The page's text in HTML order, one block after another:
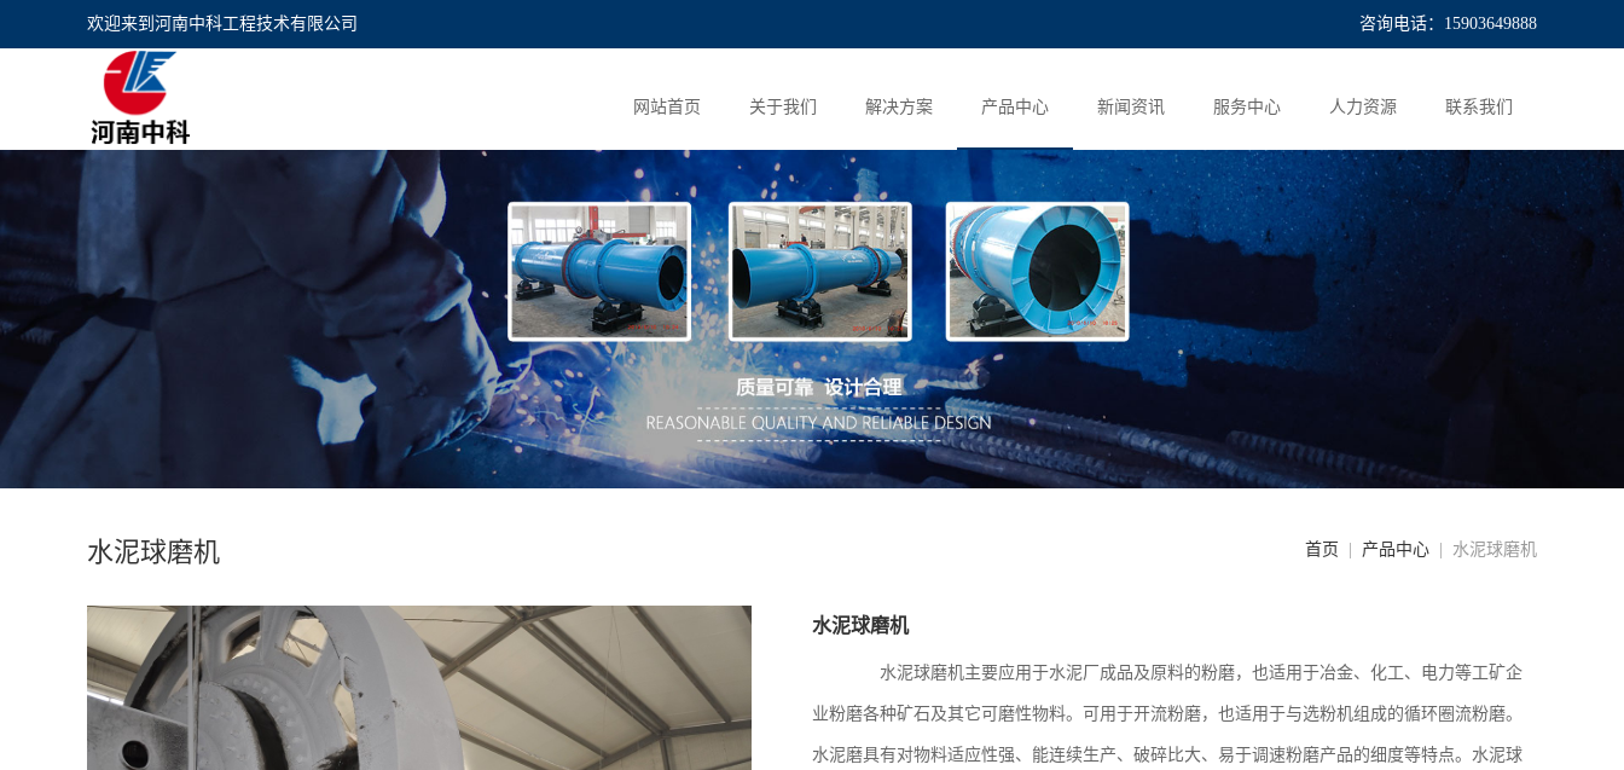
欢迎来到 河南中科工程技术有限公司 咨询电话：15903649888
网站首页 关于我们 解决方案 产品中心 新闻资讯 服务中心 人力资源 联系我们
水泥球磨机 首页 产品中心 | 水泥球磨机
水泥球磨机
水泥球磨机主要应用于水泥厂成品及原料的粉磨，也适用于冶金、化工、电力等工矿企
业粉磨各种矿石及其它可磨性物料。可用于开流粉磨，也适用于与选粉机组成的循环圈流粉磨。
水泥磨具有对物料适应性强、能连续生产、破碎比大、易于调速粉磨产品的细度等特点。水泥球